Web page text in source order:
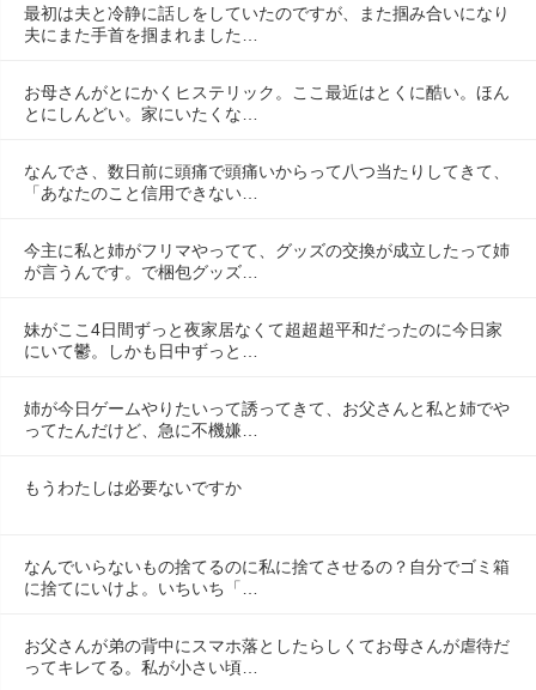
最初は夫と冷静に話しをしていたのですが、また掴み合いになり
夫にまた手首を掴まれました…
お母さんがとにかくヒステリック。ここ最近はとくに酷い。ほん
とにしんどい。家にいたくな…
なんでさ、数日前に頭痛で頭痛いからって八つ当たりしてきて、
「あなたのこと信用できない…
今主に私と姉がフリマやってて、グッズの交換が成立したって姉
が言うんです。で梱包グッズ…
妹がここ4日間ずっと夜家居なくて超超超平和だったのに今日家
にいて鬱。しかも日中ずっと…
姉が今日ゲームやりたいって誘ってきて、お父さんと私と姉でや
ってたんだけど、急に不機嫌…
もうわたしは必要ないですか
なんでいらないもの捨てるのに私に捨てさせるの？自分でゴミ箱
に捨てにいけよ。いちいち「…
お父さんが弟の背中にスマホ落としたらしくてお母さんが虐待だ
ってキレてる。私が小さい頃…